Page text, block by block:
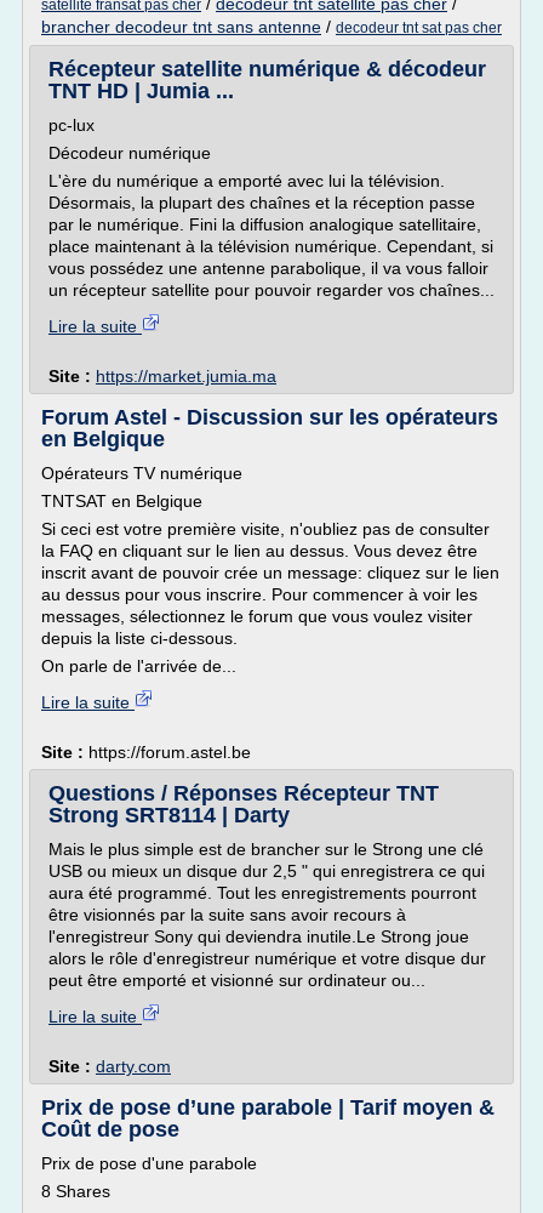
satellite fransat pas cher
brancher decodeur tnt sans antenne / decodeur tnt sat pas cher
Récepteur satellite numérique & décodeur
TNT HD | Jumia ...
pc-lux
Décodeur numérique
L'ère du numérique a emporté avec lui la télévision.
Désormais, la plupart des chaînes et la réception passe
par le numérique. Fini la diffusion analogique satellitaire,
place maintenant à la télévision numérique. Cependant, si
vous possédez une antenne parabolique, il va vous falloir
un récepteur satellite pour pouvoir regarder vos chaînes...
Lire la suite
Site : https://market.jumia.ma
Forum Astel - Discussion sur les opérateurs
en Belgique
Opérateurs TV numérique
TNTSAT en Belgique
Si ceci est votre première visite, n'oubliez pas de consulter
la FAQ en cliquant sur le lien au dessus. Vous devez être
inscrit avant de pouvoir crée un message: cliquez sur le lien
au dessus pour vous inscrire. Pour commencer à voir les
messages, sélectionnez le forum que vous voulez visiter
depuis la liste ci-dessous.
On parle de l'arrivée de...
Lire la suite
Site : https://forum.astel.be
Questions / Réponses Récepteur TNT
Strong SRT8114 | Darty
Mais le plus simple est de brancher sur le Strong une clé
USB ou mieux un disque dur 2,5 " qui enregistrera ce qui
aura été programmé. Tout les enregistrements pourront
être visionnés par la suite sans avoir recours à
l'enregistreur Sony qui deviendra inutile.Le Strong joue
alors le rôle d'enregistreur numérique et votre disque dur
peut être emporté et visionné sur ordinateur ou...
Lire la suite
Site : darty.com
Prix de pose d’une parabole | Tarif moyen &
Coût de pose
Prix de pose d'une parabole
8 Shares